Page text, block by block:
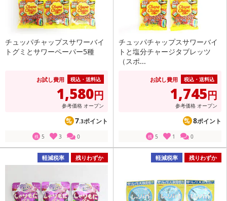
チュッパチャップスサワーバイ
トグミとサワーペーパー5種
お試し費用 税込・送料込
1,580円
参考価格 オープン
7.3ポイント
残 5 3 0
チュッパチャップスサワーバイ
トと塩分チャージタブレッツ
（スポ...
お試し費用 税込・送料込
1,745円
参考価格 オープン
8ポイント
残 5 1 0
軽減税率 残りわずか 軽減税率 残りわずか